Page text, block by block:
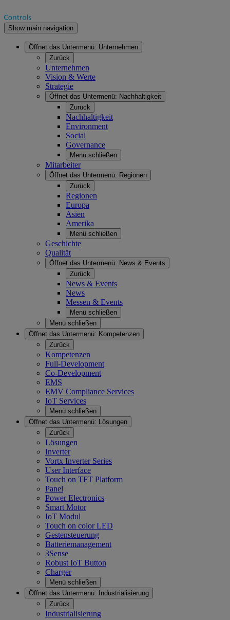
Show main navigation
Öffnet das Untermenü: Unternehmen
Zurück
Unternehmen
Vision & Werte
Strategie
Öffnet das Untermenü: Nachhaltigkeit
Zurück
Nachhaltigkeit
Environment
Social
Governance
Menü schließen
Mitarbeiter
Öffnet das Untermenü: Regionen
Zurück
Regionen
Europa
Asien
Amerika
Menü schließen
Geschichte
Qualität
Öffnet das Untermenü: News & Events
Zurück
News & Events
News
Messen & Events
Menü schließen
Menü schließen
Öffnet das Untermenü: Kompetenzen
Zurück
Kompetenzen
Full-Development
Co-Development
EMS
EMV Compliance Services
IoT Services
Menü schließen
Öffnet das Untermenü: Lösungen
Zurück
Lösungen
Inverter
Vortx Inverter Series
User Interface
Touch on TFT Platform
Panel
Power Electronics
Smart Motor
IoT Modul
Touch on color LED
Gestensteuerung
Batteriemanagement
3Sense
Robust IoT Button
Charger
Menü schließen
Öffnet das Untermenü:
Industrialisierung
Zurück
Industrialisierung